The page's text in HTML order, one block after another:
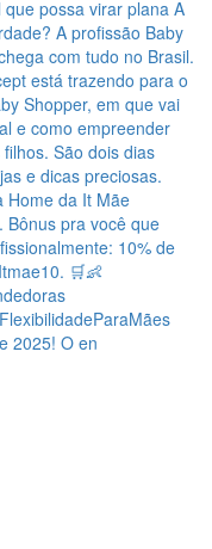
2025! O en